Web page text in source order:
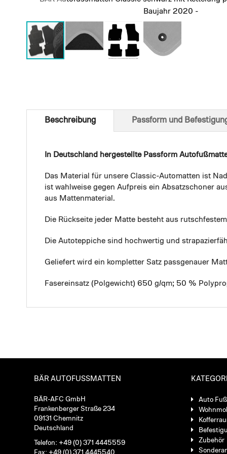
Baujahr 2020 -
of
Beschreibung
In Deutschland hergestellte Passform
Das Material für unsere Classic-Automatten ist
ist wahlweise gegen Aufpreis ein Absatzschoner
aus Mattenmaterial.
Die Rückseite jeder Matte besteht aus
Die Autoteppiche sind hochwertig und
Geliefert wird ein kompletter Satz passgenauer
Fasereinsatz (Polgewicht) 650 g/qm; 50 %
Passform und
BÄR AUTOFUSSMATTEN
BÄR-AFC GmbH
Frankenberger Straße 234
09131 Chemnitz
Deutschland
Telefon: +49 (0) 371 4445559
Fax: +49 (0) 371 4445540
Auto
Zubehör